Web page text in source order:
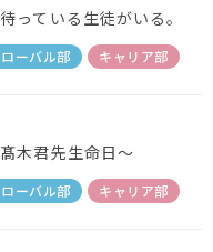
っている生徒がいる。
ーバル部 キャリア部
木君先生命日～
ーバル部 キャリア部